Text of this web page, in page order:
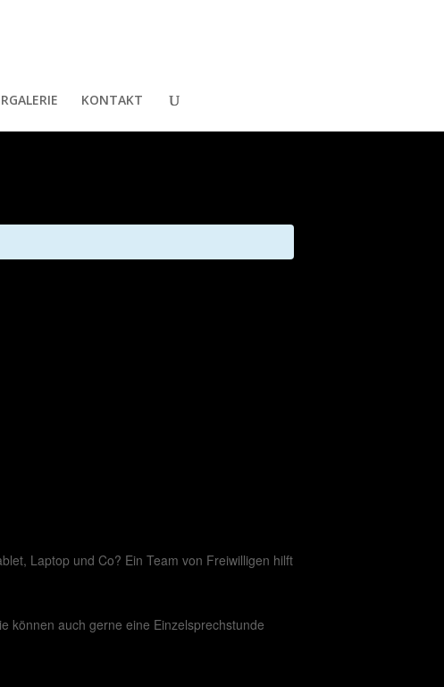
KONTAKT
Laptop und Co? Ein Team von Freiwilligen hilft
können auch gerne eine Einzelsprechstunde